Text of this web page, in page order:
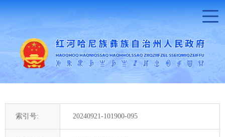
索引号: 20240921-101900-095